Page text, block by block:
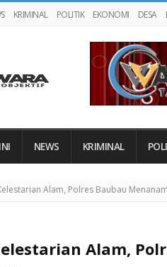
KRIMINAL POLITIK EKONOMI DESA
NEWS KRIMINAL
Alam, Polres Baubau
Alam,